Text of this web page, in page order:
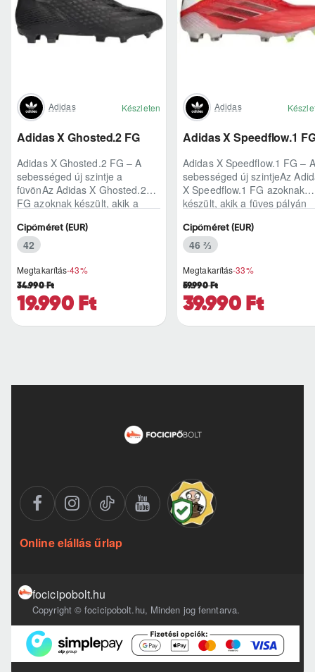
Adidas Készleten
Adidas X Ghosted.2 FG
Adidas X Ghosted.2 FG – A
sebességed új szintje a
füvönAz Adidas X Ghosted.2
FG azoknak készült, akik a
pillanataiban is azonnal r..
Megtakarítás-43%
19.990 Ft
34.990 Ft
Cipőméret (EUR)
42
Adidas
Adidas X Speedflow.1
Adidas X Speedflow.1 FG – A
sebességed új szintjeAz
X Speedflow.1 FG azoknak
készült, akik a füves pályán
ritmust diktál..
Megtakarítás-33%
39.990 Ft
59.990 Ft
Cipőméret (EUR)
46 ⅔
Online elállás űrlap
focicipobolt.hu
Copyright © focicipobolt.hu, Minden jog fenntarva.